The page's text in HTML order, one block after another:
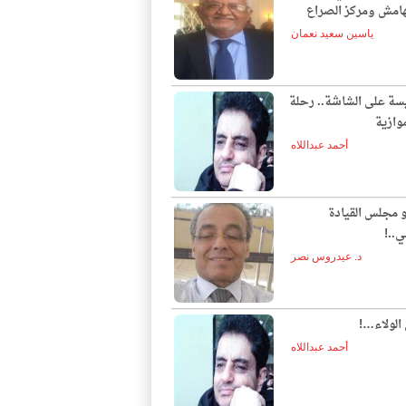
ومركز الصراع
ياسين سعيد نعمان
على الشاشة.. رحلة
أحمد عبداللاه
مجلس القيادة
د. عيدروس نصر
أحمد عبداللاه